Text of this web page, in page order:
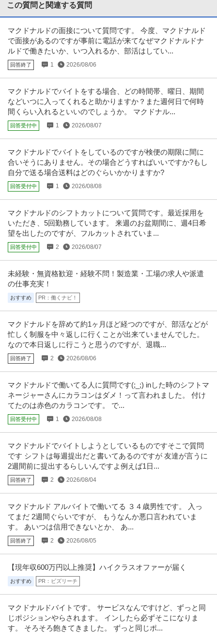
建築設計 ／ 「設計建築」世界初オフグリッド建築のビジョンを具
現化する司令塔／企画～設計監理～開業まで一貫してリード！／
次世代インフラ建築を創るリモート・フレックス・年間休日120日
株式会社ARTH
U・IターンOK 年間休日120日以上 年間休日110日以上
年収800万円〜1,000万円
【職種】建築・土木＞建築設計 【業種】建設＞建設・建築・土木 ※会員属性
などに応じ、当該求人をビズ…続きを見る
提供：ビズリーチ
法人営業 ／ エンタープライズ／ゼネラル本部_セールス
シェアフル株式会社
年間休日100日以上
【職種】営業＞法人営業 【業種】IT・インターネット＞インターネットサー
ビス ※会員属性などに応じ…続きを見る
新着 業務委託 ミドル活躍中 週2・3日からOK BtoB
月給120万円
・製造業界向け事業推進案件に携わっていただきます。 ・主に下記作業をご
担当いただきます。 -大手ク…続きを見る
提供：フリーランスHub
法人営業 ／ 「戦略コンサルタント」組織の歯車から「経営の当事
者」へ／NY進出・WSJ受賞を控える成長フェーズで／100名の組
織を共に創る
エクイティ・コンサルティング・グループ株式会社
新着 正社員 U・IターンOK
【職種】営業＞法人営業 【業種】コンサルティング＞コンサルティング ※会
員属性などに応じ、当該求人…続きを見る
新着 パート・アルバイト 未経験OK 交通費支給 学歴不問
時給1,400円〜1,500円
(銀座線、半蔵門線、
…続きを見る
この条件の求人をもっと見る
この質問と関連する質問
マクドナルドの面接について質問です。 今度、マクドナルド
で面接があるのですが事前に電話が来てなぜマクドナルドナ
ルドで働きたいか、いつ入れるか、部活はしてい...
回答終了 1 2026/08/06
マクドナルドでバイトをする場合、どの時間帯、曜日、期間
などいつに入ってくれると助かりますか？また週何日で何時
間くらい入れるといいのでしょうか。 マクドナル...
回答受付中 1 2026/08/07
マクドナルドでバイトをしているのですが検便の期限に間に
合いそうにありません。その場合どうすればいいですか?もし
自分で送る場合送料はどのぐらいかかりますか?
回答受付中 1 2026/08/08
マクドナルドのシフトカットについて質問です。最近採用を
いただき、5回勤務しています。 来週のお盆期間に、週4日希
望を出したのですが、フルカットされていま...
回答受付中 2 2026/08/07
未経験・無資格歓迎・経験不問！製造業・工場の求人や派遣
の仕事充実！
おすすめ PR：働くナビ！
マクドナルドを辞めて約1ヶ月ほど経つのですが、部活などが
忙しく制服を中々返しに行くことが出来ていませんでした。
なので本日返しに行こうと思うのですが、退職...
回答終了 2 2026/08/06
マクドナルドで働いてる人に質問です(;_;) inした時のシフトマ
ネージャーさんにカラコンはダメ！って言われました。 付け
てたのは赤色のカラコンです。 で...
回答受付中 1 2026/08/08
マクドナルドでバイトしようとしているものですそこで質問
です シフトは毎週提出だと書いてあるのですが 友達が言うに
2週間前に提出するらしいんですよ例えば1日...
回答終了 2 2026/08/04
マクドナルド アルバイトで働いてる ３４歳男性です。 入っ
てまだ 2週間ぐらいですが、 もうなんか悪口言われていま
す。 あいつは信用できないとか、 あ...
回答終了 2 2026/08/05
【現年収600万円以上推奨】ハイクラスオファーが届く
おすすめ PR：ビズリーチ
マクドナルドバイトです。 サービスなんですけど、ずっと同
じポジションやらされます。 インしたら必ずそこになりま
す。 そろそろ飽きてきました。 ずっと同じポ...